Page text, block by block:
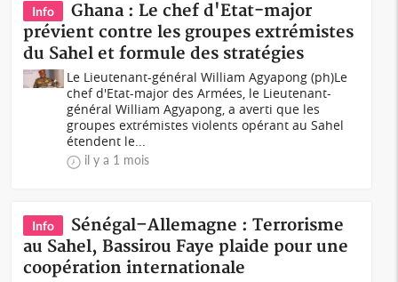
Info
Ghana : Le chef d'Etat-major
prévient contre les groupes extrémistes
du Sahel et formule des stratégies
Le Lieutenant-général William Agyapong (ph)Le
chef d'Etat-major des Armées, le Lieutenant-
général William Agyapong, a averti que les
groupes extrémistes violents opérant au Sahel
étendent le...
il y a 1 mois
Info
Sénégal–Allemagne : Terrorisme
au Sahel, Bassirou Faye plaide pour une
coopération internationale